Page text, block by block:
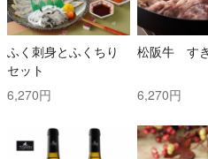
ふく刺身とふくちり
セット
6,270円
松阪牛 す
6,270円